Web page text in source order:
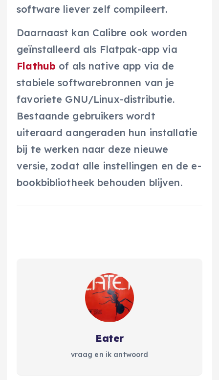
software liever zelf compileert.
Daarnaast kan Calibre ook worden
geïnstalleerd als Flatpak-app via
Flathub of als native app via de
stabiele softwarebronnen van je
favoriete GNU/Linux-distributie.
Bestaande gebruikers wordt
uiteraard aangeraden hun installatie
bij te werken naar deze nieuwe
versie, zodat alle instellingen en de e-
bookbibliotheek behouden blijven.
Eater
vraag en ik antwoord